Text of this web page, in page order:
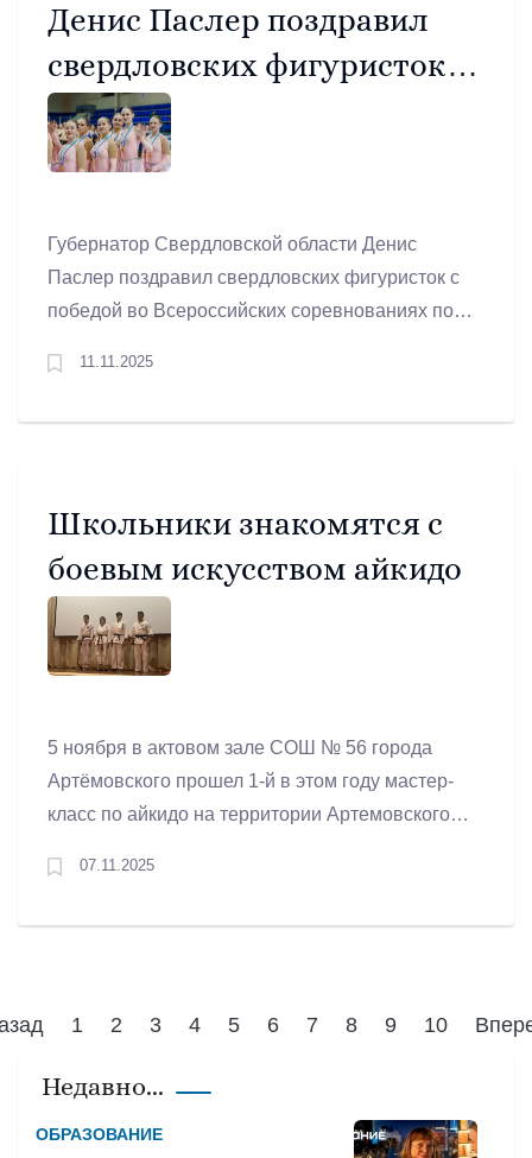
Денис Паслер поздравил
свердловских фигуристок с
победой во Всероссийских
соревнованиях «Кубок
Губернатор Свердловской области Денис
Паслер поздравил свердловских фигуристок с
победой во Всероссийских соревнованиях по
Шестернина в дисциплине «синхронное
11.11.2025
Школьники знакомятся с
боевым искусством айкидо
5 ноября в актовом зале СОШ № 56 города
Артёмовского прошел 1-й в этом году мастер-
класс по айкидо на территории Артемовского
инструктора по айкидо Виктора Попова, (3 дан
Илья Подшивалов, Валерия Кузнецова,
07.11.2025
1 2 3 4 5 6 7 8 9 10
Недавно...
ОБРАЗОВАНИЕ